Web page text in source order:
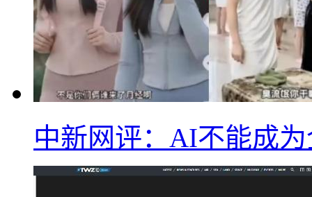
中新网评：AI不能成